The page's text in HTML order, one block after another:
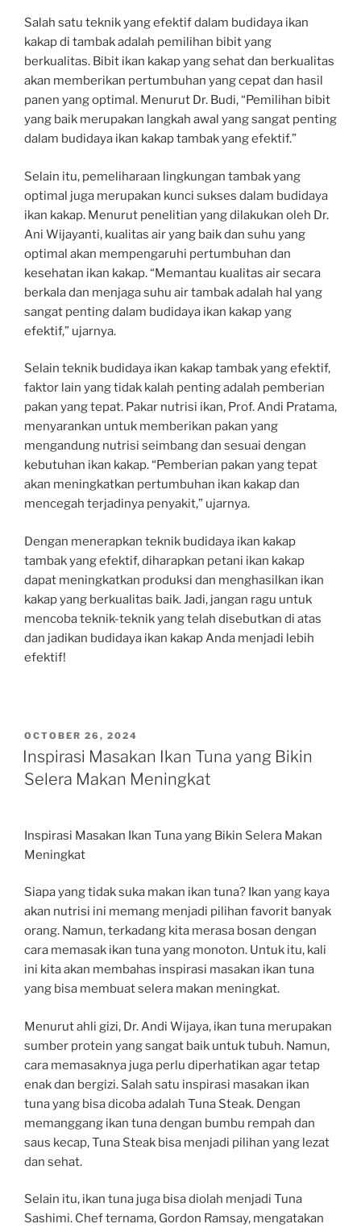
Salah satu teknik yang efektif dalam budidaya ikan
kakap di tambak adalah pemilihan bibit yang
berkualitas. Bibit ikan kakap yang sehat dan berkualitas
akan memberikan pertumbuhan yang cepat dan hasil
panen yang optimal. Menurut Dr. Budi, “Pemilihan bibit
yang baik merupakan langkah awal yang sangat penting
dalam budidaya ikan kakap tambak yang efektif.”
Selain itu, pemeliharaan lingkungan tambak yang
optimal juga merupakan kunci sukses dalam budidaya
ikan kakap. Menurut penelitian yang dilakukan oleh Dr.
Ani Wijayanti, kualitas air yang baik dan suhu yang
optimal akan mempengaruhi pertumbuhan dan
kesehatan ikan kakap. “Memantau kualitas air secara
berkala dan menjaga suhu air tambak adalah hal yang
sangat penting dalam budidaya ikan kakap yang
efektif,” ujarnya.
Selain teknik budidaya ikan kakap tambak yang efektif,
faktor lain yang tidak kalah penting adalah pemberian
pakan yang tepat. Pakar nutrisi ikan, Prof. Andi Pratama,
menyarankan untuk memberikan pakan yang
mengandung nutrisi seimbang dan sesuai dengan
kebutuhan ikan kakap. “Pemberian pakan yang tepat
akan meningkatkan pertumbuhan ikan kakap dan
mencegah terjadinya penyakit,” ujarnya.
Dengan menerapkan teknik budidaya ikan kakap
tambak yang efektif, diharapkan petani ikan kakap
dapat meningkatkan produksi dan menghasilkan ikan
kakap yang berkualitas baik. Jadi, jangan ragu untuk
mencoba teknik-teknik yang telah disebutkan di atas
dan jadikan budidaya ikan kakap Anda menjadi lebih
efektif!
POSTED
ON
OCTOBER 26, 2024
Inspirasi Masakan Ikan Tuna yang Bikin
Selera Makan Meningkat
Inspirasi Masakan Ikan Tuna yang Bikin Selera Makan
Meningkat
Siapa yang tidak suka makan ikan tuna? Ikan yang kaya
akan nutrisi ini memang menjadi pilihan favorit banyak
orang. Namun, terkadang kita merasa bosan dengan
cara memasak ikan tuna yang monoton. Untuk itu, kali
ini kita akan membahas inspirasi masakan ikan tuna
yang bisa membuat selera makan meningkat.
Menurut ahli gizi, Dr. Andi Wijaya, ikan tuna merupakan
sumber protein yang sangat baik untuk tubuh. Namun,
cara memasaknya juga perlu diperhatikan agar tetap
enak dan bergizi. Salah satu inspirasi masakan ikan
tuna yang bisa dicoba adalah Tuna Steak. Dengan
memanggang ikan tuna dengan bumbu rempah dan
saus kecap, Tuna Steak bisa menjadi pilihan yang lezat
dan sehat.
Selain itu, ikan tuna juga bisa diolah menjadi Tuna
Sashimi. Chef ternama, Gordon Ramsay, mengatakan